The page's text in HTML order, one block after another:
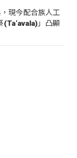
現今配合族人工
」凸顯